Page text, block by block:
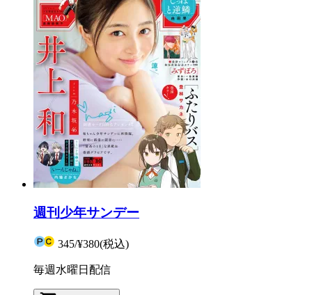
週刊少年サンデー
345/¥380(税込)
毎週水曜日配信